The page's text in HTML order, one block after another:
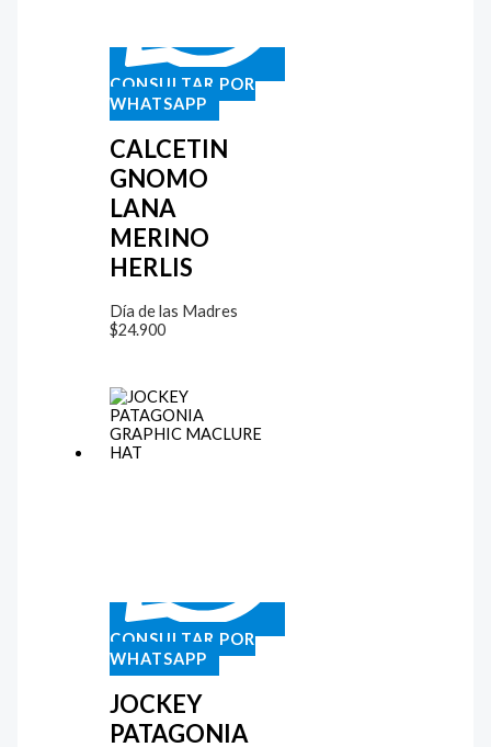
CONSULTAR POR
WHATSAPP
CALCETIN
GNOMO
LANA
MERINO
HERLIS
Día de las Madres
$24.900
CONSULTAR POR
WHATSAPP
JOCKEY
PATAGONIA